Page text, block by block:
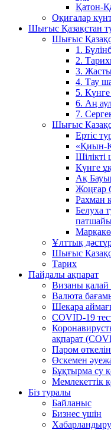
Қатон-
Оқиғалар
Шығыс Қазақстан
Шығыс
1.
2.
3.
4. Тау
5.
6. Аң
7.
Шығыс
Ертіс
«Қиын-
Шілікті
Күнге
Ақ
Жоңғар
Рахман
Белуха
Ұлттық
Шығыс
Тарих
Пайдалы ақпарат
Визаны қалай
Валюта
Шекара
COVID-19
ақпарат
Паром
Өскемен
Бұқтырма су
Мемлекеттік
Біз туралы
Байланыс
Бизнес үшін